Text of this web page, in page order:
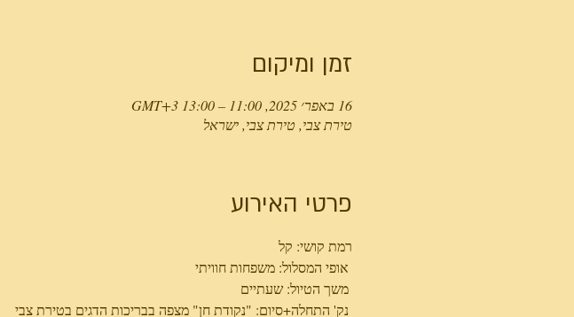
זמן ומיקום
16 באפר׳ 2025, 11:00 – 13:00 GMT‎+3‎
טירת צבי, טירת צבי, ישראל
פרטי האירוע
רמת קושי: קל
משך הטיול: שעתיים